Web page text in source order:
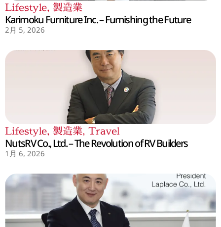
Lifestyle, 製造業
Karimoku Furniture Inc. – Furnishing the Future
2月 5, 2026
Lifestyle, 製造業, Travel
NutsRV Co., Ltd. – The Revolution of RV Builders
1月 6, 2026